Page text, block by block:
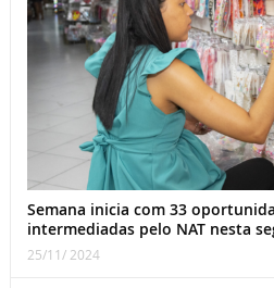
Semana inicia com 33
intermediadas pelo NAT nesta
25/11/ 2024